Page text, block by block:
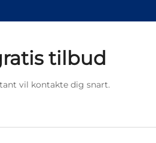
tilbud
vil kontakte dig snart.